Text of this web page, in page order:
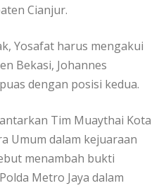
Cianjur.
Yosafat harus mengakui
Bekasi, Johannes
dengan posisi kedua.
Tim Muaythai Kota
Umum dalam kejuaraan
menambah bukti
Metro Jaya dalam